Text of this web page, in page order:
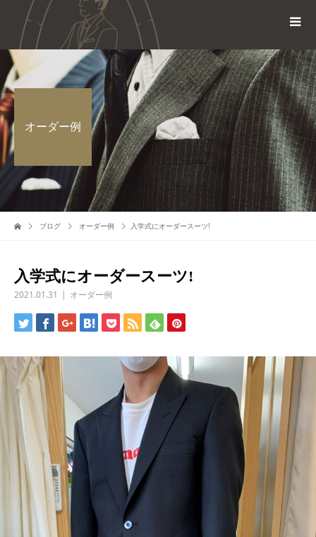
オーダー例
ブログ オーダー例 入学式にオーダースーツ!
入学式にオーダースーツ!
2021.01.31 オーダー例